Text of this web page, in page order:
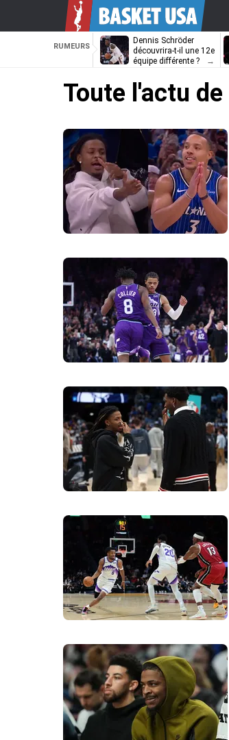
RUMEURS
Dennis Schröder
découvrira-t-il une 12e
équipe différente ?
Toute l'actu de